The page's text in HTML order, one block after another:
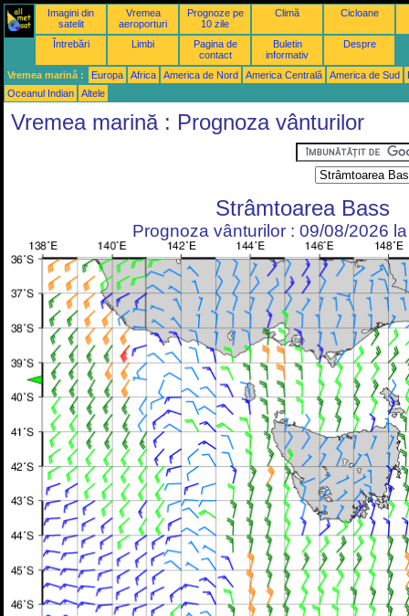
Imagini din
satelit
Vremea
aeroporturi
Prognoze pe
10 zile
Climă Cicloane
Întrebări Limbi
Pagina de
contact
Buletin
informativ
Despre
Vremea marină : Europa Africa America de Nord America Centrală America de Sud
Oceanul Indian
Altele
Vremea marină : Prognoza vânturilor
Strâmtoarea Bass
Prognoza vânturilor : 09/08/2026